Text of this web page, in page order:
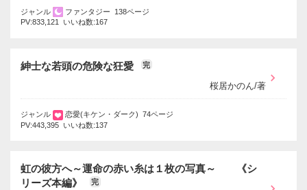
ジャンル
ファンタジー 138ページ
PV:833,121 いいね数:167
紳士な若頭の危険な狂愛 完
桜居かのん/著
ジャンル
恋愛(キケン・ダーク) 74ページ
PV:443,395 いいね数:137
虹の彼方へ～運命の赤い糸は１枚の写真～ 《シ
リーズ本編》
完